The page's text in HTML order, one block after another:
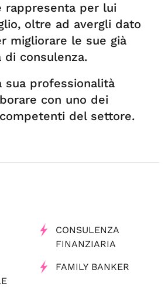
rappresenta per lui
oltre ad avergli dato
migliorare le sue già
di consulenza.
sua professionalità
con uno dei
del settore.
CONSULENZA
FINANZIARIA
FAMILY BANKER